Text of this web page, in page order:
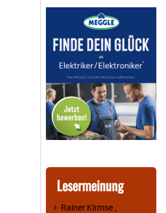
Lesermeinung
Rainer Kirmse ,